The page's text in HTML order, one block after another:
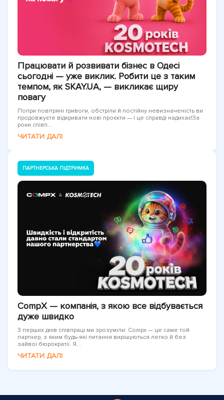
Працювати й розвивати бізнес в Одесі
сьогодні — уже виклик. Робити це з таким
темпом, як SKAY.UA, — викликає щиру
повагу
Попри повітряні тривоги, обстріли й постійну невизначеність ви
продовжуєте відкривати нові проєкти — і це справді надихає!За
роки співп...
ЧИТАТИ ДАЛІ
ПАРТНЕРСЬКА ПІДТРИМКА
CompX — компанія, з якою все відбувається
дуже швидко
З перших днів співпраці ми зрозуміли: Compx — це саме той
партнер, з яким будь-які питання вирішуються легко й без
зайвої бюрократії. Я...
ЧИТАТИ ДАЛІ